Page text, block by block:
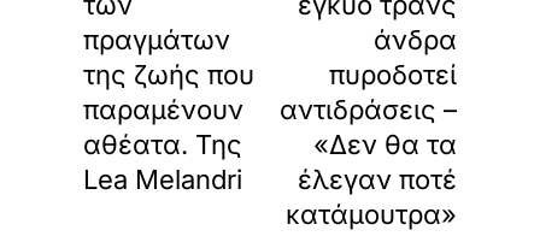
πραγμάτων
της ζωής που
παραμένουν
αθέατα. Της
Lea Melandri
άνδρα
πυροδοτεί
αντιδράσεις –
«Δεν θα τα
έλεγαν ποτέ
κατάμουτρα»